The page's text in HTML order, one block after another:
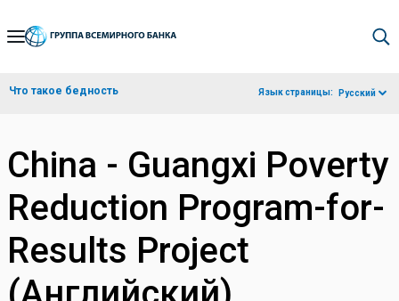
Skip
Navigation
Что такое бедность Язык страницы: Русский
China - Guangxi Poverty
Reduction Program-for-
Results Project